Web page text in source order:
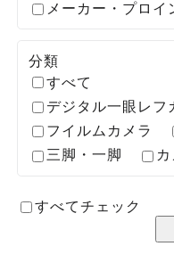
メーカー・プロイ
分類
すべて
デジタル一眼レフ
フイルムカメラ
三脚・一脚
すべてチェック